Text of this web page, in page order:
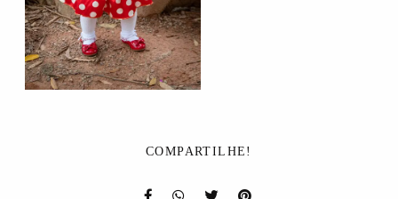
COMPARTILHE!